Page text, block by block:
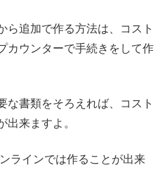
ら追加で作る方法は、コスト
カウンターで手続きをして作
な書類をそろえれば、コスト
出来ますよ。
ラインでは作ることが出来